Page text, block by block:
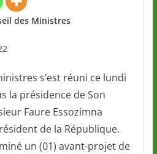
des Ministres
s’est réuni ce lundi
la présidence de Son
Faure Essozimna
de la République.
un (01) avant-projet de